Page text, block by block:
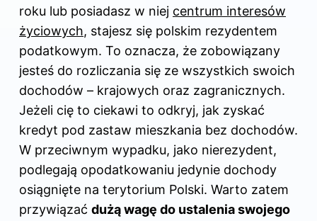
roku lub posiadasz w niej centrum interesów
życiowych, stajesz się polskim rezydentem
podatkowym. To oznacza, że zobowiązany
jesteś do rozliczania się ze wszystkich swoich
dochodów – krajowych oraz zagranicznych.
Jeżeli cię to ciekawi to odkryj, jak zyskać
kredyt pod zastaw mieszkania bez dochodów.
W przeciwnym wypadku, jako nierezydent,
podlegają opodatkowaniu jedynie dochody
osiągnięte na terytorium Polski. Warto zatem
przywiązać dużą wagę do ustalenia swojego